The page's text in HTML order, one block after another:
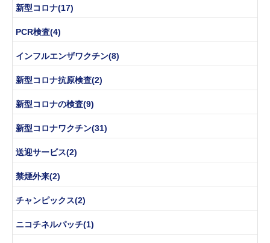
新型コロナ(17)
PCR検査(4)
インフルエンザワクチン(8)
新型コロナ抗原検査(2)
新型コロナの検査(9)
新型コロナワクチン(31)
送迎サービス(2)
禁煙外来(2)
チャンピックス(2)
ニコチネルパッチ(1)